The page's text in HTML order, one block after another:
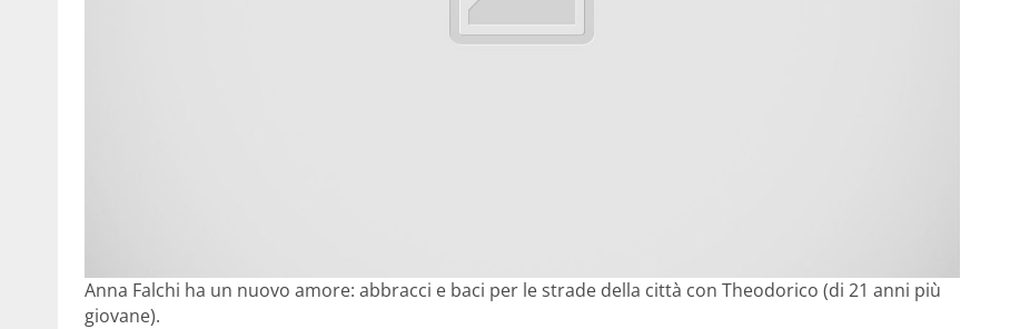
Anna Falchi ha un nuovo amore: abbracci e baci per le strade della città con Theodorico (di 21 anni più
giovane).